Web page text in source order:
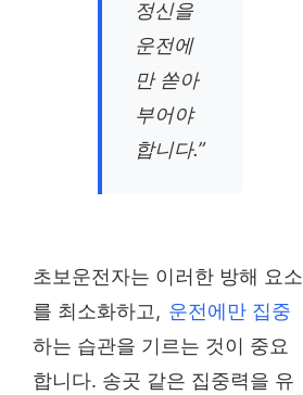
정신을
운전에
만 쏟아
부어야
합니다.”
초보운전자는 이러한 방해 요소
를 최소화하고, 운전에만 집중
하는 습관을 기르는 것이 중요
합니다. 송곳 같은 집중력을 유